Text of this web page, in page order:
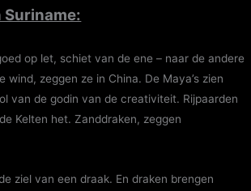
Suriname:
op let, schiet van de ene – naar de andere
wind, zeggen ze in China. De Maya’s zien
van de godin van de creativiteit. Rijpaarden
Kelten het. Zanddraken, zeggen
ziel van een draak. En draken brengen